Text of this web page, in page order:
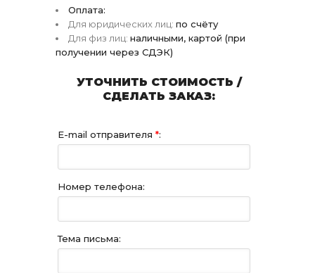
Оплата:
Для юридических лиц: по счёту
Для физ лиц: наличными, картой (при
получении через СДЭК)
УТОЧНИТЬ СТОИМОСТЬ /
СДЕЛАТЬ ЗАКАЗ:
E-mail отправителя *:
Номер телефона:
Тема письма: